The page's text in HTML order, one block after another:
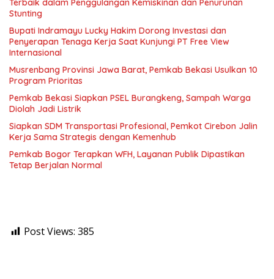
Terbaik dalam Penggulangan Kemiskinan dan Penurunan
Stunting
Bupati Indramayu Lucky Hakim Dorong Investasi dan
Penyerapan Tenaga Kerja Saat Kunjungi PT Free View
Internasional
Musrenbang Provinsi Jawa Barat, Pemkab Bekasi Usulkan 10
Program Prioritas
Pemkab Bekasi Siapkan PSEL Burangkeng, Sampah Warga
Diolah Jadi Listrik
Siapkan SDM Transportasi Profesional, Pemkot Cirebon Jalin
Kerja Sama Strategis dengan Kemenhub
Pemkab Bogor Terapkan WFH, Layanan Publik Dipastikan
Tetap Berjalan Normal
Post Views: 385